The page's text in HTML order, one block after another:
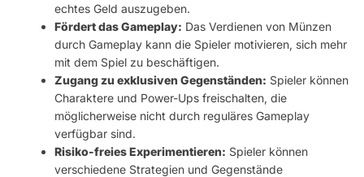
echtes Geld auszugeben.
Fördert das Gameplay: Das Verdienen von Münzen
durch Gameplay kann die Spieler motivieren, sich mehr
mit dem Spiel zu beschäftigen.
Zugang zu exklusiven Gegenständen: Spieler können
Charaktere und Power-Ups freischalten, die
möglicherweise nicht durch reguläres Gameplay
verfügbar sind.
Risiko-freies Experimentieren: Spieler können
verschiedene Strategien und Gegenstände